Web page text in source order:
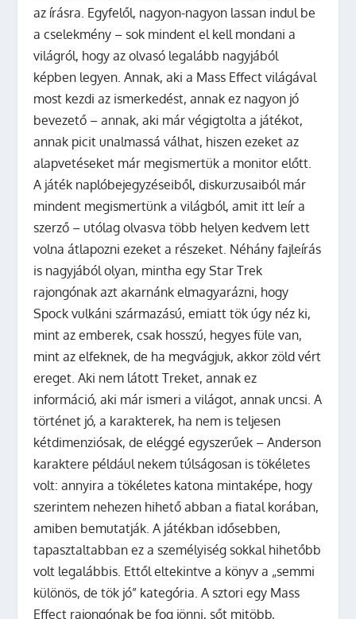
az írásra. Egyfelől, nagyon-nagyon lassan indul be
a cselekmény – sok mindent el kell mondani a
világról, hogy az olvasó legalább nagyjából
képben legyen. Annak, aki a Mass Effect világával
most kezdi az ismerkedést, annak ez nagyon jó
bevezető – annak, aki már végigtolta a játékot,
annak picit unalmassá válhat, hiszen ezeket az
alapvetéseket már megismertük a monitor előtt.
A játék naplóbejegyzéseiből, diskurzusaiból már
mindent megismertünk a világból, amit itt leír a
szerző – utólag olvasva több helyen kedvem lett
volna átlapozni ezeket a részeket. Néhány fajleírás
is nagyjából olyan, mintha egy Star Trek
rajongónak azt akarnánk elmagyarázni, hogy
Spock vulkáni származású, emiatt tök úgy néz ki,
mint az emberek, csak hosszú, hegyes füle van,
mint az elfeknek, de ha megvágjuk, akkor zöld vért
ereget. Aki nem látott Treket, annak ez
információ, aki már ismeri a világot, annak uncsi. A
történet jó, a karakterek, ha nem is teljesen
kétdimenziósak, de eléggé egyszerűek – Anderson
karaktere például nekem túlságosan is tökéletes
volt: annyira a tökéletes katona mintaképe, hogy
szerintem nehezen hihető abban a fiatal korában,
amiben bemutatják. A játékban idősebben,
tapasztaltabban ez a személyiség sokkal hihetőbb
volt legalábbis. Ettől eltekintve a könyv a „semmi
különös, de tök jó” kategória. A sztori egy Mass
Effect rajongónak be fog jönni, sőt mitöbb,